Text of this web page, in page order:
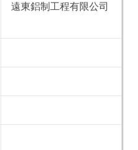
遠東鋁制工程有限公司